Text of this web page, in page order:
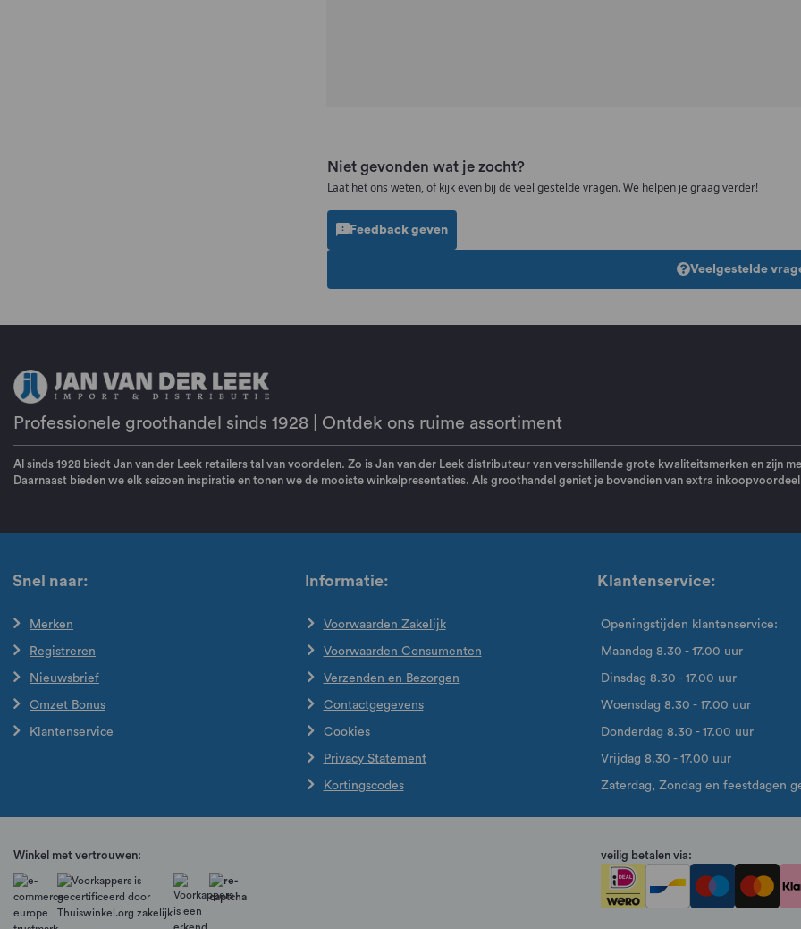
Niet gevonden wat je zocht?
Laat het ons weten, of kijk even bij de veel gestelde vragen. We helpen je graag verder!
Feedback geven
Veelgestelde
Professionele groothandel sinds 1928 | Ontdek ons ruime assortiment
Al sinds 1928 biedt Jan van der Leek retailers tal van voordelen. Zo is Jan van der Leek distributeur van verschillende grote kwaliteitsmerken en zijn
Daarnaast bieden we elk seizoen inspiratie en tonen we de mooiste winkelpresentaties. Als groothandel geniet je bovendien van extra
Snel naar: Informatie: Klantenservice:
Merken
Registreren
Nieuwsbrief
Omzet Bonus
Klantenservice
Voorwaarden Zakelijk
Voorwaarden Consumenten
Verzenden en Bezorgen
Contactgegevens
Cookies
Privacy Statement
Kortingscodes
Openingstijden klantenservice:
Maandag 8.30 - 17.00 uur
Dinsdag 8.30 - 17.00 uur
Woensdag 8.30 - 17.00 uur
Donderdag 8.30 - 17.00 uur
Vrijdag 8.30 - 17.00 uur
Zaterdag, Zondag en feestdagen
Winkel met vertrouwen: veilig betalen via: